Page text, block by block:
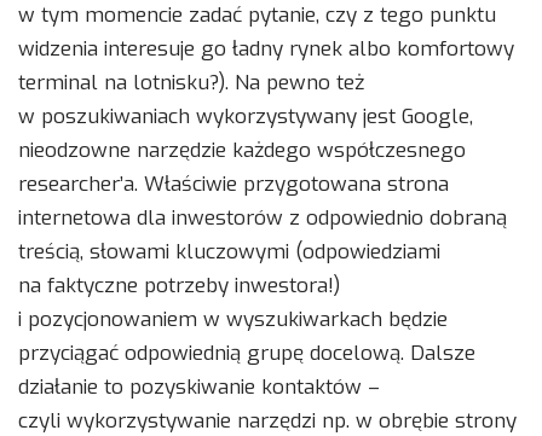
w tym momencie zadać pytanie, czy z tego punktu
widzenia interesuje go ładny rynek albo komfortowy
terminal na lotnisku?). Na pewno też
w poszukiwaniach wykorzystywany jest Google,
nieodzowne narzędzie każdego współczesnego
researcher’a. Właściwie przygotowana strona
internetowa dla inwestorów z odpowiednio dobraną
treścią, słowami kluczowymi (odpowiedziami
na faktyczne potrzeby inwestora!)
i pozycjonowaniem w wyszukiwarkach będzie
przyciągać odpowiednią grupę docelową. Dalsze
działanie to pozyskiwanie kontaktów –
czyli wykorzystywanie narzędzi np. w obrębie strony